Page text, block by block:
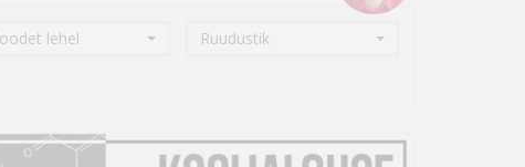
lehel Ruudustik